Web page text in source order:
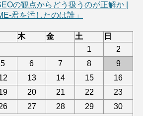
の観点からどう扱うのが正解か |
君を汚したのは誰」
木 金 土 日
1
2
5 6 7 8
9
13 14 15
16
20 21 22
23
27 28 29
30